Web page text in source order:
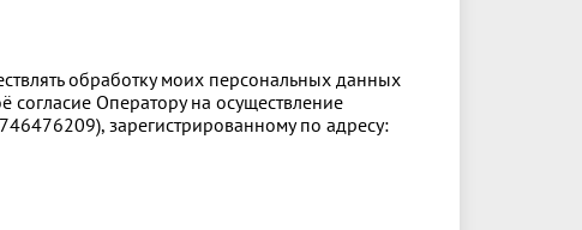
обработку моих персональных данных
Оператору на осуществление
зарегистрированному по адресу: